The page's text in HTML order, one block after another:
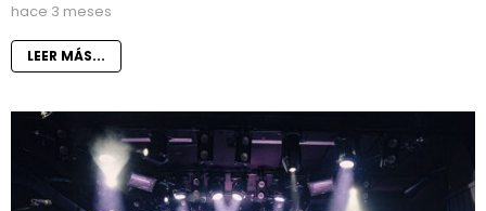
hace 3 meses
LEER MÁS...